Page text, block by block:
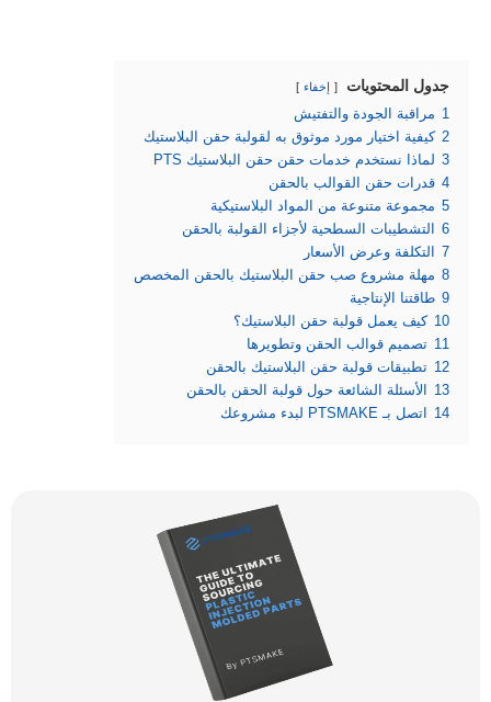
جدول المحتويات إخفاء
مراقبة الجودة والتفتيش
كيفية اختيار مورد موثوق به لقولبة حقن البلاستيك
لماذا نستخدم خدمات حقن حقن البلاستيك PTS
قدرات حقن القوالب بالحقن
مجموعة متنوعة من المواد البلاستيكية
التشطيبات السطحية لأجزاء القولبة بالحقن
التكلفة وعرض الأسعار
مهلة مشروع صب حقن البلاستيك بالحقن المخصص
طاقتنا الإنتاجية
كيف يعمل قولبة حقن البلاستيك؟
تصميم قوالب الحقن وتطويرها
تطبيقات قولبة حقن البلاستيك بالحقن
الأسئلة الشائعة حول قولبة الحقن بالحقن
اتصل بـ PTSMAKE لبدء مشروعك